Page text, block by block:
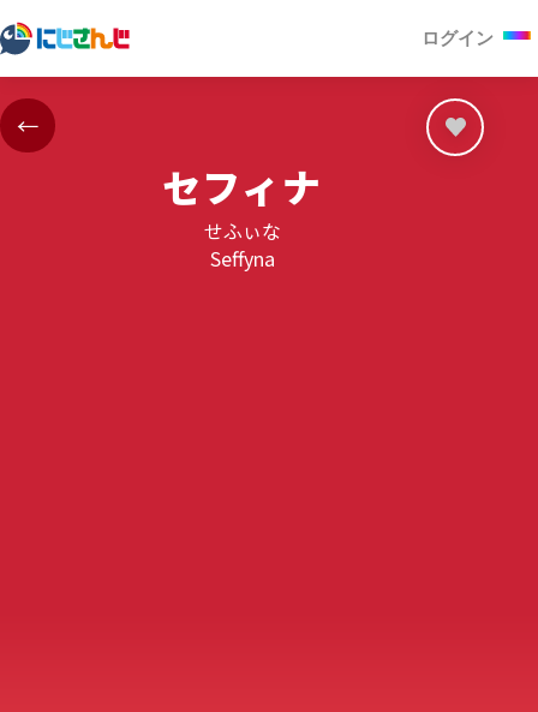
ログイン
←
セフィナ
せふぃな
Seffyna